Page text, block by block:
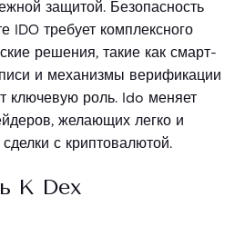
защитой. Безопасность
IDO требует комплексного
решения, такие как смарт-
и механизмы верификации
ключевую роль. Ido меняет
желающих легко и
с криптовалютой.
К Dex